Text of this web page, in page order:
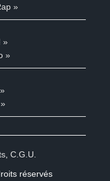
»
»
»
C.G.U.
réservés